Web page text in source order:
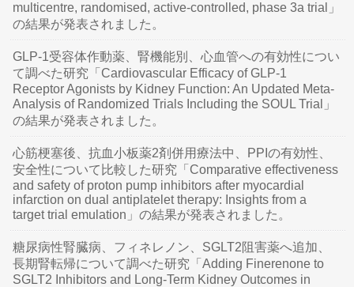
multicentre, randomised, active-controlled, phase 3a trial」
の結果が発表されました。
GLP-1受容体作動薬、腎機能別、心血管への有効性につい
て調べた研究「Cardiovascular Efficacy of GLP-1
Receptor Agonists by Kidney Function: An Updated Meta-
Analysis of Randomized Trials Including the SOUL Trial」
の結果が発表されました。
心筋梗塞後、抗血小板薬2剤併用療法中、PPIの有効性、
安全性について比較した研究「Comparative effectiveness
and safety of proton pump inhibitors after myocardial
infarction on dual antiplatelet therapy: Insights from a
target trial emulation」の結果が発表されました。
糖尿病性腎臓病、フィネレノン、SGLT2阻害薬へ追加、
長期腎転帰について調べた研究「Adding Finerenone to
SGLT2 Inhibitors and Long-Term Kidney Outcomes in